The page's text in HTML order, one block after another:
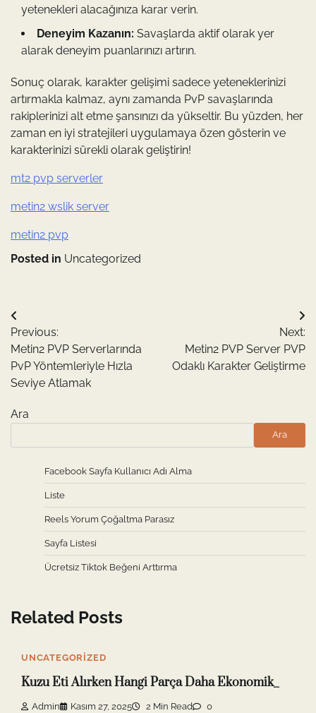
yetenekleri alacağınıza karar verin.
Deneyim Kazanın: Savaşlarda aktif olarak yer
alarak deneyim puanlarınızı artırın.
Sonuç olarak, karakter gelişimi sadece yeteneklerinizi
artırmakla kalmaz, aynı zamanda PvP savaşlarında
rakiplerinizi alt etme şansınızı da yükseltir. Bu yüzden, her
zaman en iyi stratejileri uygulamaya özen gösterin ve
karakterinizi sürekli olarak geliştirin!
mt2 pvp serverler
metin2 wslik server
metin2 pvp
Posted in Uncategorized
Yazı
gezinmesi
Previous:
Metin2 PVP Serverlarında
PvP Yöntemleriyle Hızla
Seviye Atlamak
Next:
Metin2 PVP Server PVP
Odaklı Karakter Geliştirme
Ara
Ara
Facebook Sayfa Kullanıcı Adı Alma
Liste
Reels Yorum Çoğaltma Parasız
Sayfa Listesi
Ücretsiz Tiktok Beğeni Arttırma
Related Posts
UNCATEGORIZED
Kuzu Eti Alırken Hangi Parça Daha Ekonomik_
Admin Kasım 27, 2025 2 Min Read 0